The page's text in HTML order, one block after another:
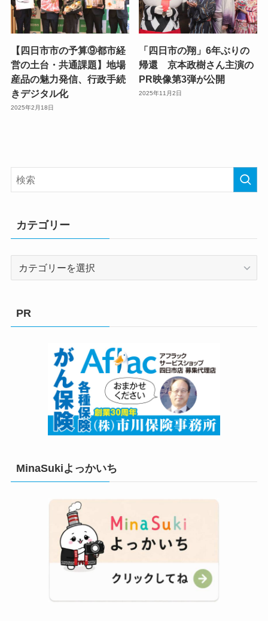
【四日市市の予算⑨都市経
営の土台・共通課題】地場
産品の魅力発信、行政手続
きデジタル化
2025年2月18日
「四日市の翔」6年ぶりの
帰還 京本政樹さん主演の
PR映像第3弾が公開
2025年11月2日
カテゴリー
PR
MinaSukiよっかいち